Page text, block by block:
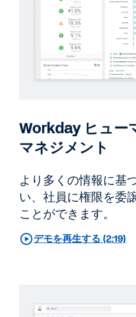
Workday ヒュー
マネジメント
より多くの情報に基
い、社員に権限を委
ことができます。
デモを再生する (2:19)